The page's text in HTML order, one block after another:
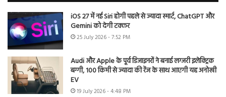
iOS 27 में नई Siri होगी पहले से ज्यादा स्मार्ट, ChatGPT और
Gemini को देगी टक्कर
25 July 2026 - 7:52 PM
Audi और Apple के पूर्व डिजाइनरों ने बनाई लग्जरी इलेक्ट्रिक
बग्गी, 100 किमी से ज्यादा की रेंज के साथ आएगी यह अनोखी
EV
19 July 2026 - 4:48 PM